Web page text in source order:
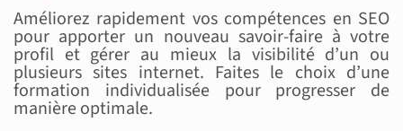
Améliorez rapidement vos compétences en SEO
pour apporter un nouveau savoir-faire à votre
profil et gérer au mieux la visibilité d’un ou
plusieurs sites internet. Faites le choix d’une
formation individualisée pour progresser de
manière optimale.